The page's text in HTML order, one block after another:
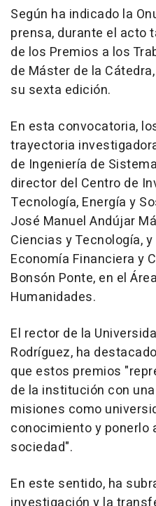
Según ha indicado la
prensa, durante el acto
de los Premios a los
de Máster de la
su sexta edición.
En esta convocatoria,
trayectoria
de Ingeniería de
director del Centro de
Tecnología, Energía y
José Manuel Andújar
Ciencias y Tecnología,
Economía Financiera y
Bonsón Ponte, en el
Humanidades.
El rector de la
Rodríguez, ha
que estos premios
de la institución con
misiones como
conocimiento y ponerlo
sociedad".
En este sentido, ha